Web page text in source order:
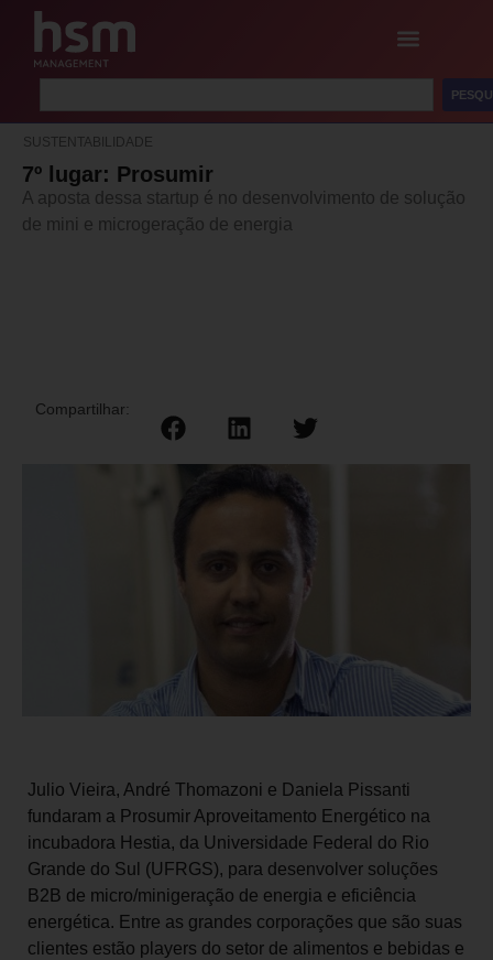
SUSTENTABILIDADE
7º lugar: Prosumir
A aposta dessa startup é no desenvolvimento de solução
de mini e microgeração de energia
Compartilhar:
Julio Vieira, André Thomazoni e Daniela Pissanti
fundaram a Prosumir Aproveitamento Energético na
incubadora Hestia, da Universidade Federal do Rio
Grande do Sul (UFRGS), para desenvolver soluções
B2B de micro/minigeração de energia e eficiência
energética. Entre as grandes corporações que são suas
clientes estão players do setor de alimentos e bebidas e